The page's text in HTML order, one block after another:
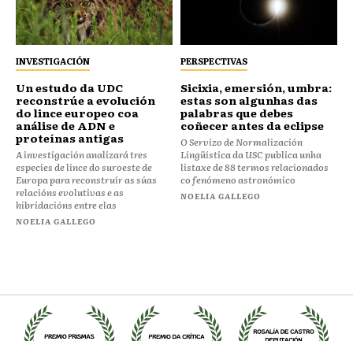
INVESTIGACIÓN
Un estudo da UDC
reconstrúe a evolución
do lince europeo coa
análise de ADN e
proteínas antigas
A investigación analizará tres
especies de lince do suroeste de
Europa para reconstruír as súas
relacións evolutivas e as
hibridacións entre elas
NOELIA GALLEGO
PERSPECTIVAS
Sicixia, emersión, umbra:
estas son algunhas das
palabras que debes
coñecer antes da eclipse
O Servizo de Normalización
Lingüística da USC publica unha
listaxe de 88 termos relacionados
co fenómeno astronómico
NOELIA GALLEGO